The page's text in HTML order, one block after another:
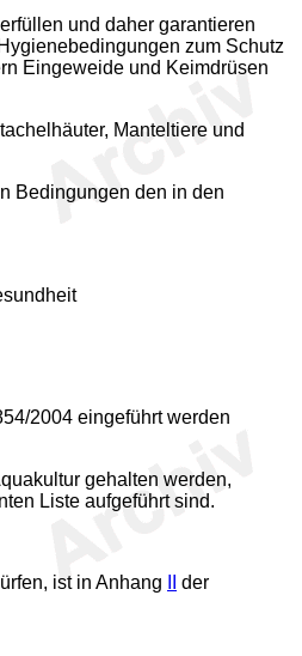
und daher garantieren
zum Schutz
Eingeweide und Keimdrüsen
Manteltiere und
Bedingungen den in den
2004 eingeführt werden
gehalten werden,
Liste aufgeführt sind.
ist in Anhang
der